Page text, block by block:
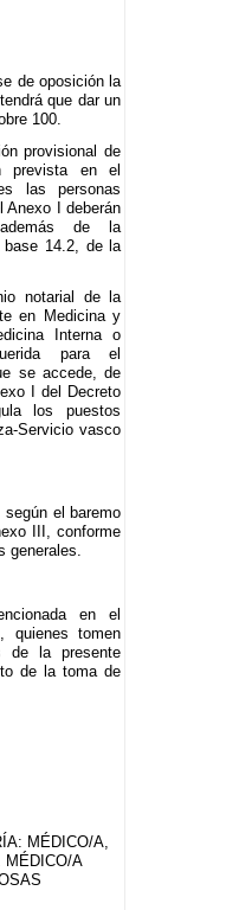
de oposición la
que dar un
100.
provisional de
prevista en el
las personas
Anexo I deberán
además de la
base 14.2, de la
notarial de la
en Medicina y
Interna o
para el
se accede, de
I del Decreto
los puestos
Servicio vasco
el baremo
III, conforme
generales.
en el
quienes tomen
de la presente
de la toma de
MÉDICO/A,
MÉDICO/A